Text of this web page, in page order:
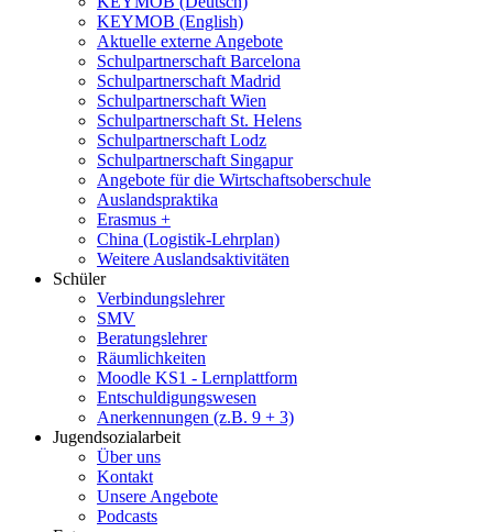
KEYMOB (English)
Aktuelle externe Angebote
Schulpartnerschaft Barcelona
Schulpartnerschaft Madrid
Schulpartnerschaft Wien
Schulpartnerschaft St. Helens
Schulpartnerschaft Lodz
Schulpartnerschaft Singapur
Angebote für die Wirtschaftsoberschule
Auslandspraktika
Erasmus +
China (Logistik-Lehrplan)
Weitere Auslandsaktivitäten
Schüler
Verbindungslehrer
SMV
Beratungslehrer
Räumlichkeiten
Moodle KS1 - Lernplattform
Entschuldigungswesen
Anerkennungen (z.B. 9 + 3)
Jugendsozialarbeit
Über uns
Kontakt
Unsere Angebote
Podcasts